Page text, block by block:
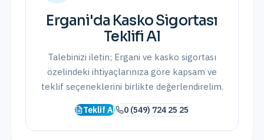
Ergani'da Kasko Sigortası
Teklifi Al
Talebinizi iletin; Ergani ve kasko sigortası
özelindeki ihtiyaçlarınıza göre kapsam ve
teklif seçeneklerini birlikte değerlendirelim.
Teklif Al 0 (549) 724 25 25